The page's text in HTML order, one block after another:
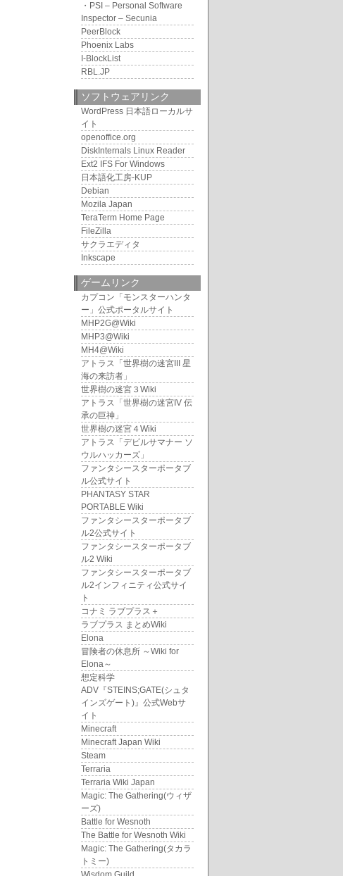
・PSI – Personal Software
Inspector – Secunia
PeerBlock
Phoenix Labs
I-BlockList
RBL.JP
ソフトウェアリンク
WordPress 日本語ローカルサ
イト
openoffice.org
DiskInternals Linux Reader
Ext2 IFS For Windows
日本語化工房-KUP
Debian
Mozila Japan
TeraTerm Home Page
FileZilla
サクラエディタ
Inkscape
ゲームリンク
カプコン「モンスターハンタ
ー」公式ポータルサイト
MHP2G@Wiki
MHP3@Wiki
MH4@Wiki
アトラス「世界樹の迷宮III 星
海の来訪者」
世界樹の迷宮３Wiki
アトラス「世界樹の迷宮IV 伝
承の巨神」
世界樹の迷宮４Wiki
アトラス「デビルサマナー ソ
ウルハッカーズ」
ファンタシースターポータブ
ル公式サイト
PHANTASY STAR
PORTABLE Wiki
ファンタシースターポータブ
ル2公式サイト
ファンタシースターポータブ
ル2 Wiki
ファンタシースターポータブ
ル2インフィニティ公式サイ
ト
コナミ ラブプラス＋
ラブプラス まとめWiki
Elona
冒険者の休息所 ～Wiki for
Elona～
想定科学
ADV『STEINS;GATE(シュタ
インズゲート)』公式Webサ
イト
Minecraft
Minecraft Japan Wiki
Steam
Terraria
Terraria Wiki Japan
Magic: The Gathering(ウィザ
ーズ)
Battle for Wesnoth
The Battle for Wesnoth Wiki
Magic: The Gathering(タカラ
トミー)